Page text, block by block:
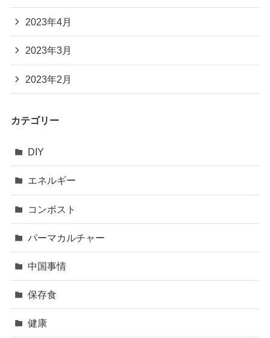
2023年4月
2023年3月
2023年2月
カテゴリー
DIY
エネルギー
コンポスト
パーマカルチャー
中国事情
保存食
健康